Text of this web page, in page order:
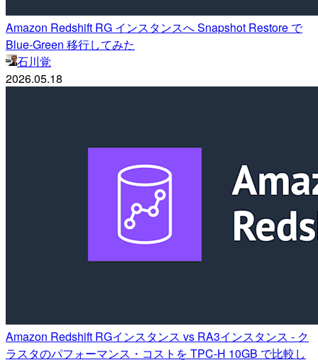
Amazon Redshift RG インスタンスへ Snapshot Restore で
Blue-Green 移行してみた
石川覚
2026.05.18
Amazon Redshift RGインスタンス vs RA3インスタンス - ク
ラスタのパフォーマンス・コストを TPC-H 10GB で比較し